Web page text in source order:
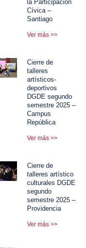
la Participación
Cívica –
Santiago
Ver más >>
Cierre de
talleres
artísticos-
deportivos
DGDE segundo
semestre 2025 –
Campus
República
Ver más >>
Cierre de
talleres artístico
culturales DGDE
segundo
semestre 2025 –
Providencia
Ver más >>